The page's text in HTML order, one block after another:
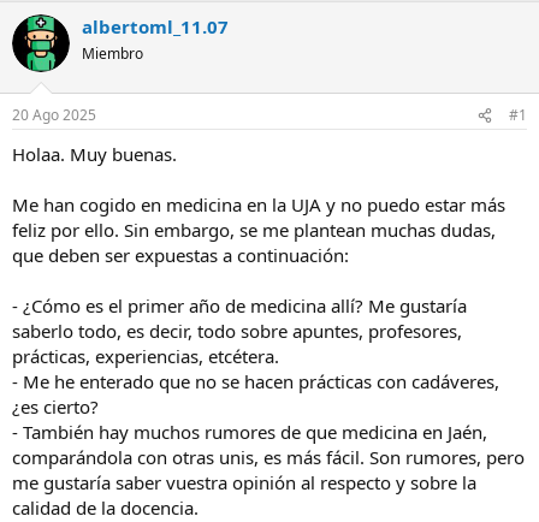
t
o
r
h
e
i
i
o
albertoml_11.07
Miembro
20 Ago 2025 #1
Holaa. Muy buenas.
Me han cogido en medicina en la UJA y no puedo estar más
feliz por ello. Sin embargo, se me plantean muchas dudas,
que deben ser expuestas a continuación:
- ¿Cómo es el primer año de medicina allí? Me gustaría
saberlo todo, es decir, todo sobre apuntes, profesores,
prácticas, experiencias, etcétera.
- Me he enterado que no se hacen prácticas con cadáveres,
¿es cierto?
- También hay muchos rumores de que medicina en Jaén,
comparándola con otras unis, es más fácil. Son rumores, pero
me gustaría saber vuestra opinión al respecto y sobre la
calidad de la docencia.